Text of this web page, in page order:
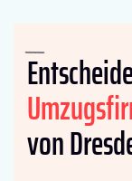
von